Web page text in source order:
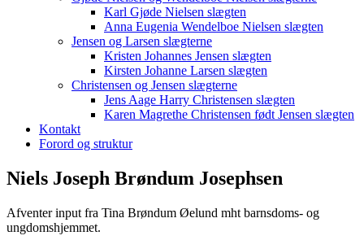
Karl Gjøde Nielsen slægten
Anna Eugenia Wendelboe Nielsen slægten
Jensen og Larsen slægterne
Kristen Johannes Jensen slægten
Kirsten Johanne Larsen slægten
Christensen og Jensen slægterne
Jens Aage Harry Christensen slægten
Karen Magrethe Christensen født Jensen slægten
Kontakt
Forord og struktur
Niels Joseph Brøndum Josephsen
Afventer input fra Tina Brøndum Øelund mht barnsdoms- og
ungdomshjemmet.